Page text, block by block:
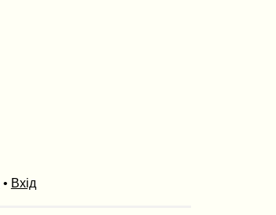
• Вхід